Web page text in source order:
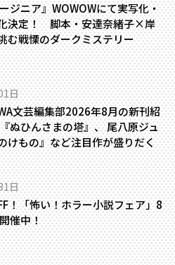
ジニア』WOWOWにて実写化・
決定！ 脚本・安達奈緒子×岸
む戦慄のダークミステリー
日
文芸編集部2026年8月の新刊紹
ぬひんさまの塔』、 尾八原ジュ
けもの』など注目作が盛りだく
日
！「怖い！ホラー小説フェア」8
催中！